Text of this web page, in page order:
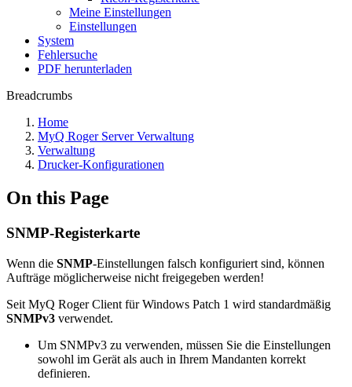
Meine Einstellungen
Einstellungen
System
Fehlersuche
PDF herunterladen
Breadcrumbs
Home
MyQ Roger Server Verwaltung
Verwaltung
Drucker-Konfigurationen
On this Page
SNMP-Registerkarte
Wenn die SNMP-Einstellungen falsch konfiguriert sind, können
Aufträge möglicherweise nicht freigegeben werden!
Seit MyQ Roger Client für Windows Patch 1 wird standardmäßig
SNMPv3 verwendet.
Um SNMPv3 zu verwenden, müssen Sie die Einstellungen
sowohl im Gerät als auch in Ihrem Mandanten korrekt
definieren.